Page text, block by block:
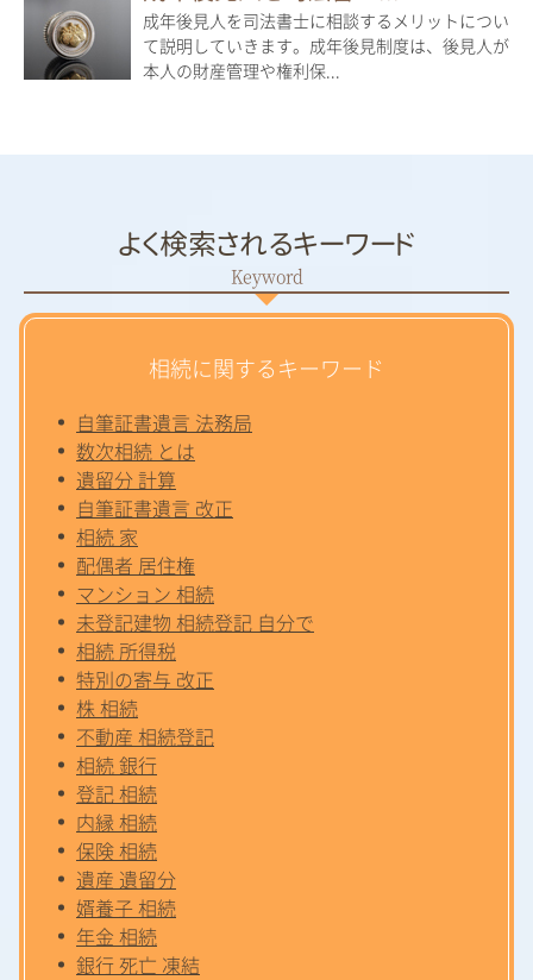
成年後見人を司法書士に相談するメリットについ
て説明していきます。成年後見制度は、後見人が
本人の財産管理や権利保...
よく検索されるキーワード
相続に関するキーワード
自筆証書遺言 法務局
数次相続 とは
遺留分 計算
自筆証書遺言 改正
相続 家
配偶者 居住権
マンション 相続
未登記建物 相続登記 自分で
相続 所得税
特別の寄与 改正
株 相続
不動産 相続登記
相続 銀行
登記 相続
内縁 相続
保険 相続
遺産 遺留分
婿養子 相続
年金 相続
銀行 死亡 凍結